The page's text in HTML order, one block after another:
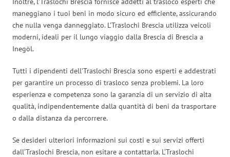
maneggiano i tuoi beni in modo sicuro ed efficiente, assicurando
che nulla venga danneggiato. L’Traslochi Brescia utilizza veicoli
moderni, ideali per il lungo viaggio dalla Brescia di Brescia a
Inegöl.
Tutti i dipendenti dell’Traslochi Brescia sono esperti e addestrati
per garantire un processo di trasloco senza problemi. La loro
esperienza e competenza sono la garanzia di un servizio di alta
qualità, indipendentemente dalla quantità di beni da trasportare
o dalla distanza da percorrere.
Se desideri ulteriori informazioni sui costi e sui servizi offerti
dall’Traslochi Brescia, non esitare a contattarla. L’Traslochi